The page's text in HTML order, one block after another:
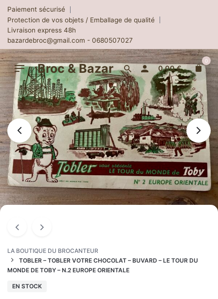
Skip
content
Paiement sécurisé
Protection de vos objets / Emballage de qualité
Livraison express 48h
bazardebroc@gmail.com - 0680507027
Broc & Bazar 0.00€
0
LA BOUTIQUE DU BROCANTEUR
TOBLER – TOBLER VOTRE CHOCOLAT – BUVARD – LE TOUR DU
MONDE DE TOBY – N.2 EUROPE ORIENTALE
EN STOCK